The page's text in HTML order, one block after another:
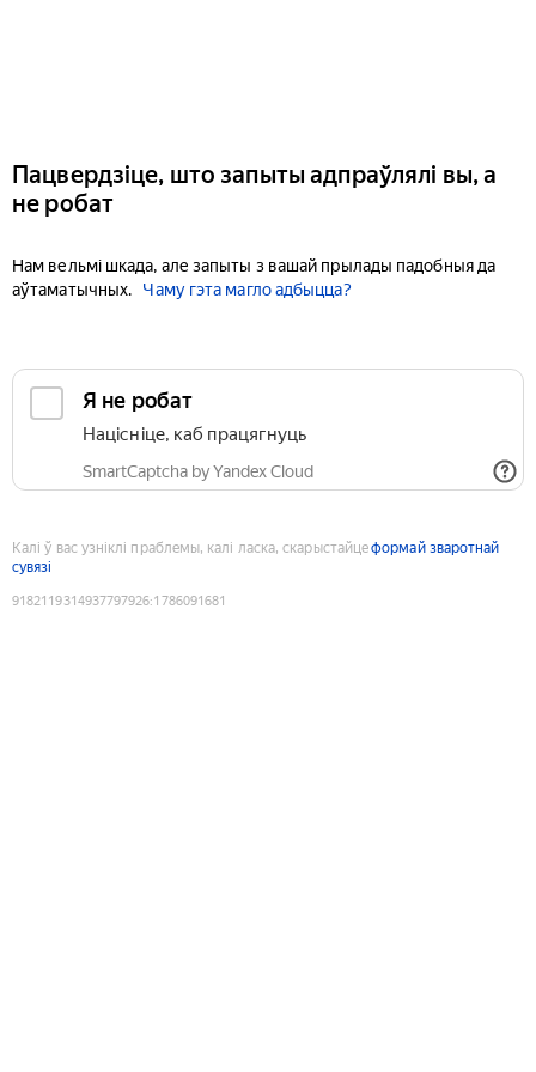
Пацвердзіце, што запыты адпраўлялі вы, а
не робат
Нам вельмі шкада, але запыты з вашай прылады падобныя да
аўтаматычных.
Чаму гэта магло адбыцца?
Я не робат
Націсніце, каб працягнуць
SmartCaptcha by Yandex Cloud
Калі ў вас узніклі праблемы, калі ласка, скарыстайцеформай зваротнай
сувязі
9182119314937797926:1786091681